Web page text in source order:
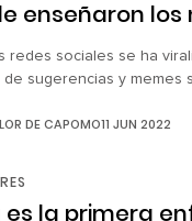
enseñaron los
redes sociales se ha
de sugerencias y memes
Cavill o Chris Evans
DE CAPOMO11 JUN 2022
es la primera